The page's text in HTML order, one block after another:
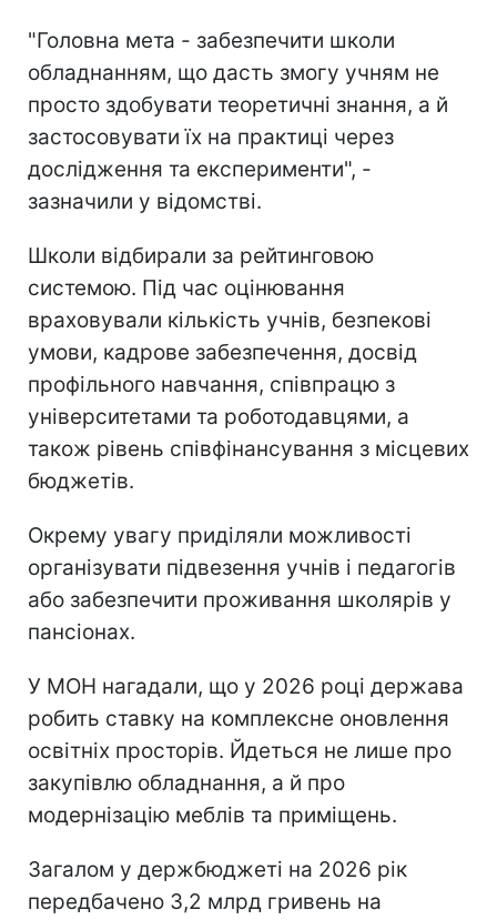
"Головна мета - забезпечити школи
обладнанням, що дасть змогу учням не
просто здобувати теоретичні знання, а й
застосовувати їх на практиці через
дослідження та експерименти", -
зазначили у відомстві.
Школи відбирали за рейтинговою
системою. Під час оцінювання
враховували кількість учнів, безпекові
умови, кадрове забезпечення, досвід
профільного навчання, співпрацю з
університетами та роботодавцями, а
також рівень співфінансування з місцевих
бюджетів.
Окрему увагу приділяли можливості
організувати підвезення учнів і педагогів
або забезпечити проживання школярів у
пансіонах.
У МОН нагадали, що у 2026 році держава
робить ставку на комплексне оновлення
освітніх просторів. Йдеться не лише про
закупівлю обладнання, а й про
модернізацію меблів та приміщень.
Загалом у держбюджеті на 2026 рік
передбачено 3,2 млрд гривень на